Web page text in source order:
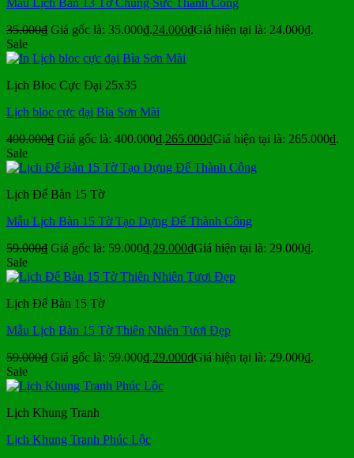
35.000₫ Giá gốc là: 35.000₫.24.000₫Giá hiện tại là: 24.000₫.
Sale
Lịch Bloc Cực Đại 25x35
Lịch bloc cực đại Bìa Sơn Mài
400.000₫ Giá gốc là: 400.000₫.265.000₫Giá hiện tại là: 265.000₫.
Sale
Lịch Để Bàn 15 Tờ
Mẫu Lịch Bàn 15 Tờ Tạo Dựng Để Thành Công
59.000₫ Giá gốc là: 59.000₫.29.000₫Giá hiện tại là: 29.000₫.
Sale
Lịch Để Bàn 15 Tờ
Mẫu Lịch Bàn 15 Tờ Thiên Nhiên Tươi Đẹp
59.000₫ Giá gốc là: 59.000₫.29.000₫Giá hiện tại là: 29.000₫.
Sale
Lịch Khung Tranh
Lịch Khung Tranh Phúc Lộc